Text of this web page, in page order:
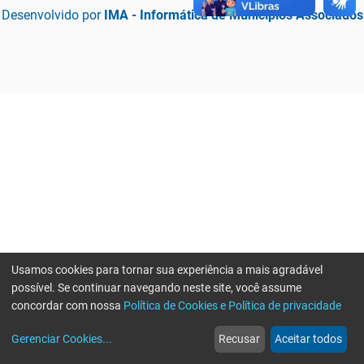
Desenvolvido por IMA - Informática de Municípios Associados
web
Notícias
more_horiz
Mais
Usamos cookies para tornar sua experiência a mais agradável
possível. Se continuar navegando neste site, você assume
concordar com nossa Política de Cookies e Política de privacidade
Gerenciar Cookies... Recusar Aceitar todos
Erro ao enviar informações, por favor tente novamente